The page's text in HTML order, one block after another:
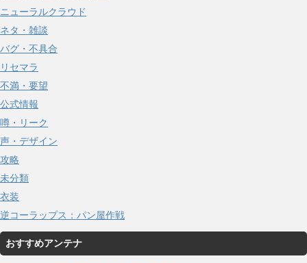
ニューラルクラウド
ネタ・雑談
バグ・不具合
リセマラ
不満・要望
公式情報
噂・リーク
声・デザイン
攻略
未分類
衣装
逆コーラップス：パン屋作戦
おすすめアンテナ